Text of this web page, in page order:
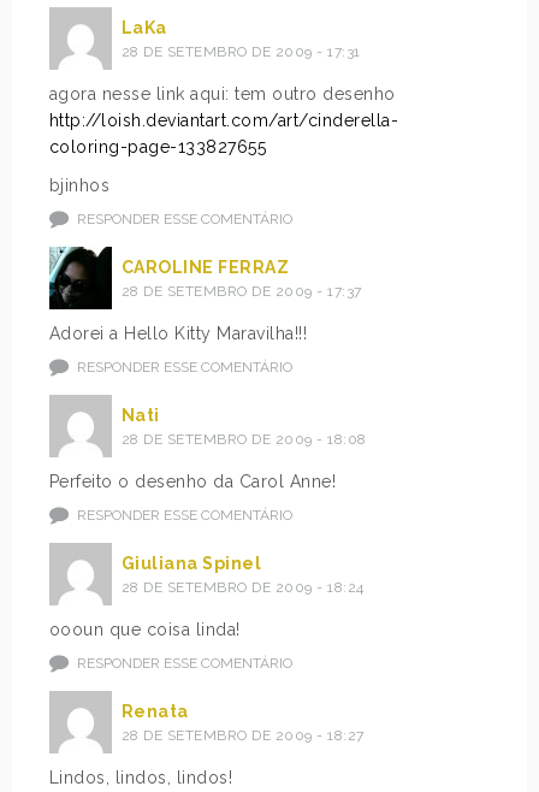
LaKa
28 DE SETEMBRO DE 2009 - 17:31
agora nesse link aqui: tem outro desenho
http://loish.deviantart.com/art/cinderella-
coloring-page-133827655
bjinhos
RESPONDER ESSE COMENTÁRIO
CAROLINE FERRAZ
28 DE SETEMBRO DE 2009 - 17:37
Adorei a Hello Kitty Maravilha!!!
RESPONDER ESSE COMENTÁRIO
Nati
28 DE SETEMBRO DE 2009 - 18:08
Perfeito o desenho da Carol Anne!
RESPONDER ESSE COMENTÁRIO
Giuliana Spinel
28 DE SETEMBRO DE 2009 - 18:24
oooun que coisa linda!
RESPONDER ESSE COMENTÁRIO
Renata
28 DE SETEMBRO DE 2009 - 18:27
Lindos, lindos, lindos!